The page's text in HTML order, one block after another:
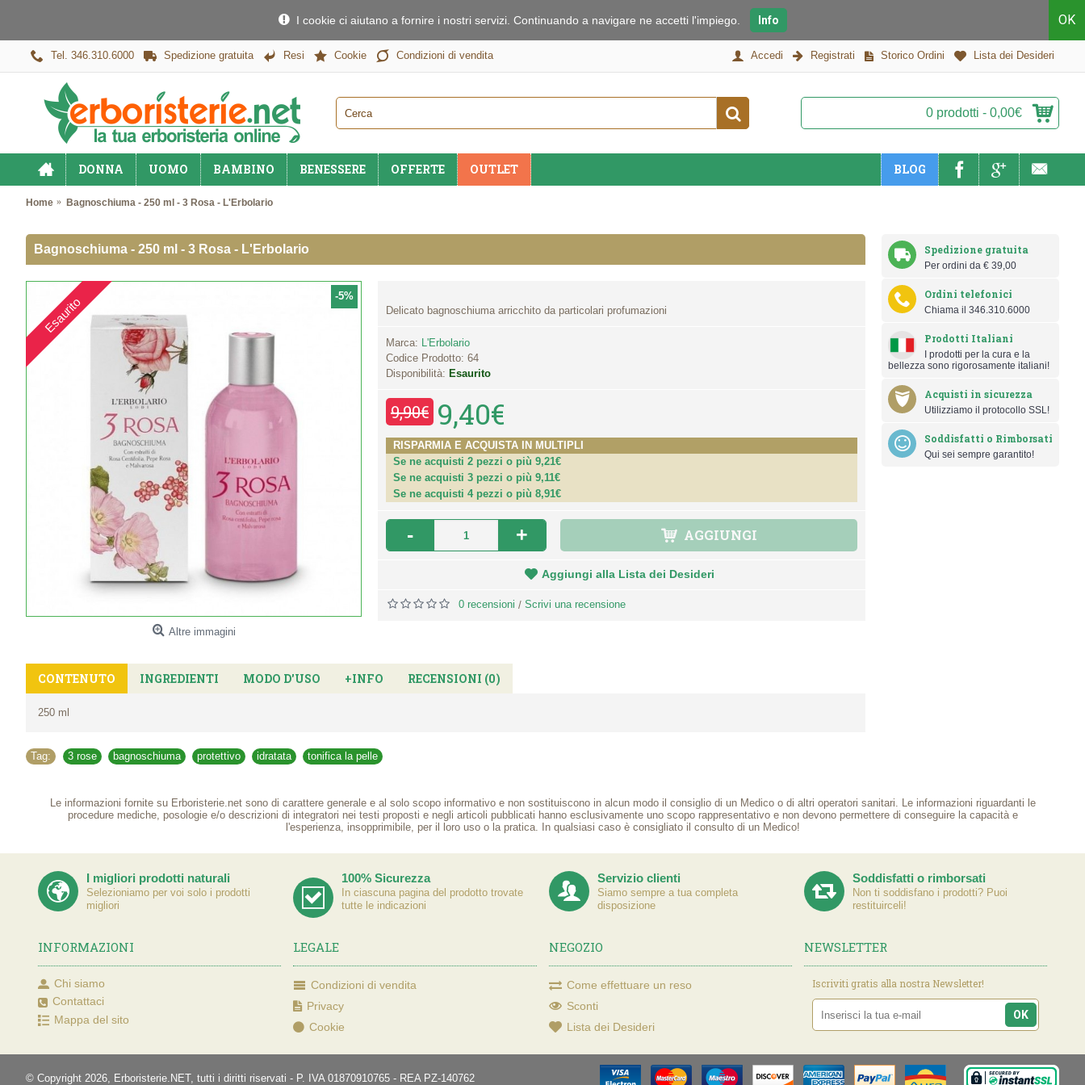
I cookie ci aiutano a fornire i nostri servizi. Continuando a navigare ne accetti l'impiego. Info OK
Tel. 346.310.6000 Spedizione gratuita Resi Cookie Condizioni di vendita Accedi Registrati Storico Ordini Lista dei Desideri
0 prodotti - 0,00€
DONNA UOMO BAMBINO BENESSERE OFFERTE OUTLET BLOG
Home Bagnoschiuma - 250 ml - 3 Rosa - L'Erbolario
Spedizione gratuita
Per ordini da € 39,00
Ordini telefonici
Chiama il 346.310.6000
Prodotti Italiani
I prodotti per la cura e la
bellezza sono rigorosamente italiani!
Acquisti in sicurezza
Utilizziamo il protocollo SSL!
Soddisfatti o Rimborsati
Qui sei sempre garantito!
Bagnoschiuma - 250 ml - 3 Rosa - L'Erbolario
-5%
Esaurito
Altre immagini
Delicato bagnoschiuma arricchito da particolari profumazioni
Marca: L'Erbolario
Codice Prodotto: 64
Disponibilità: Esaurito
9,90€ 9,40€
RISPARMIA E ACQUISTA IN MULTIPLI
Se ne acquisti 2 pezzi o più 9,21€
Se ne acquisti 3 pezzi o più 9,11€
Se ne acquisti 4 pezzi o più 8,91€
- + AGGIUNGI
Aggiungi alla Lista dei Desideri
0 recensioni / Scrivi una recensione
CONTENUTO INGREDIENTI MODO D'USO +INFO RECENSIONI (0)
250 ml
Tag: 3 rose bagnoschiuma protettivo idratata tonifica la pelle
Le informazioni fornite su Erboristerie.net sono di carattere generale e al solo scopo informativo e non sostituiscono in alcun modo il consiglio di un Medico o di altri operatori sanitari. Le informazioni riguardanti le
procedure mediche, posologie e/o descrizioni di integratori nei testi proposti e negli articoli pubblicati hanno esclusivamente uno scopo rappresentativo e non devono permettere di conseguire la capacità e
l'esperienza, insopprimibile, per il loro uso o la pratica. In qualsiasi caso è consigliato il consulto di un Medico!
I migliori prodotti naturali
Selezioniamo per voi solo i prodotti
migliori
100% Sicurezza
In ciascuna pagina del prodotto trovate
tutte le indicazioni
Servizio clienti
Siamo sempre a tua completa
disposizione
Soddisfatti o rimborsati
Non ti soddisfano i prodotti? Puoi
restituirceli!
INFORMAZIONI
Chi siamo
Contattaci
Mappa del sito
LEGALE
Condizioni di vendita
Privacy
Cookie
NEGOZIO
Come effettuare un reso
Sconti
Lista dei Desideri
NEWSLETTER
Iscriviti gratis alla nostra Newsletter!
OK
© Copyright 2026, Erboristerie.NET, tutti i diritti riservati - P. IVA 01870910765 - REA PZ-140762